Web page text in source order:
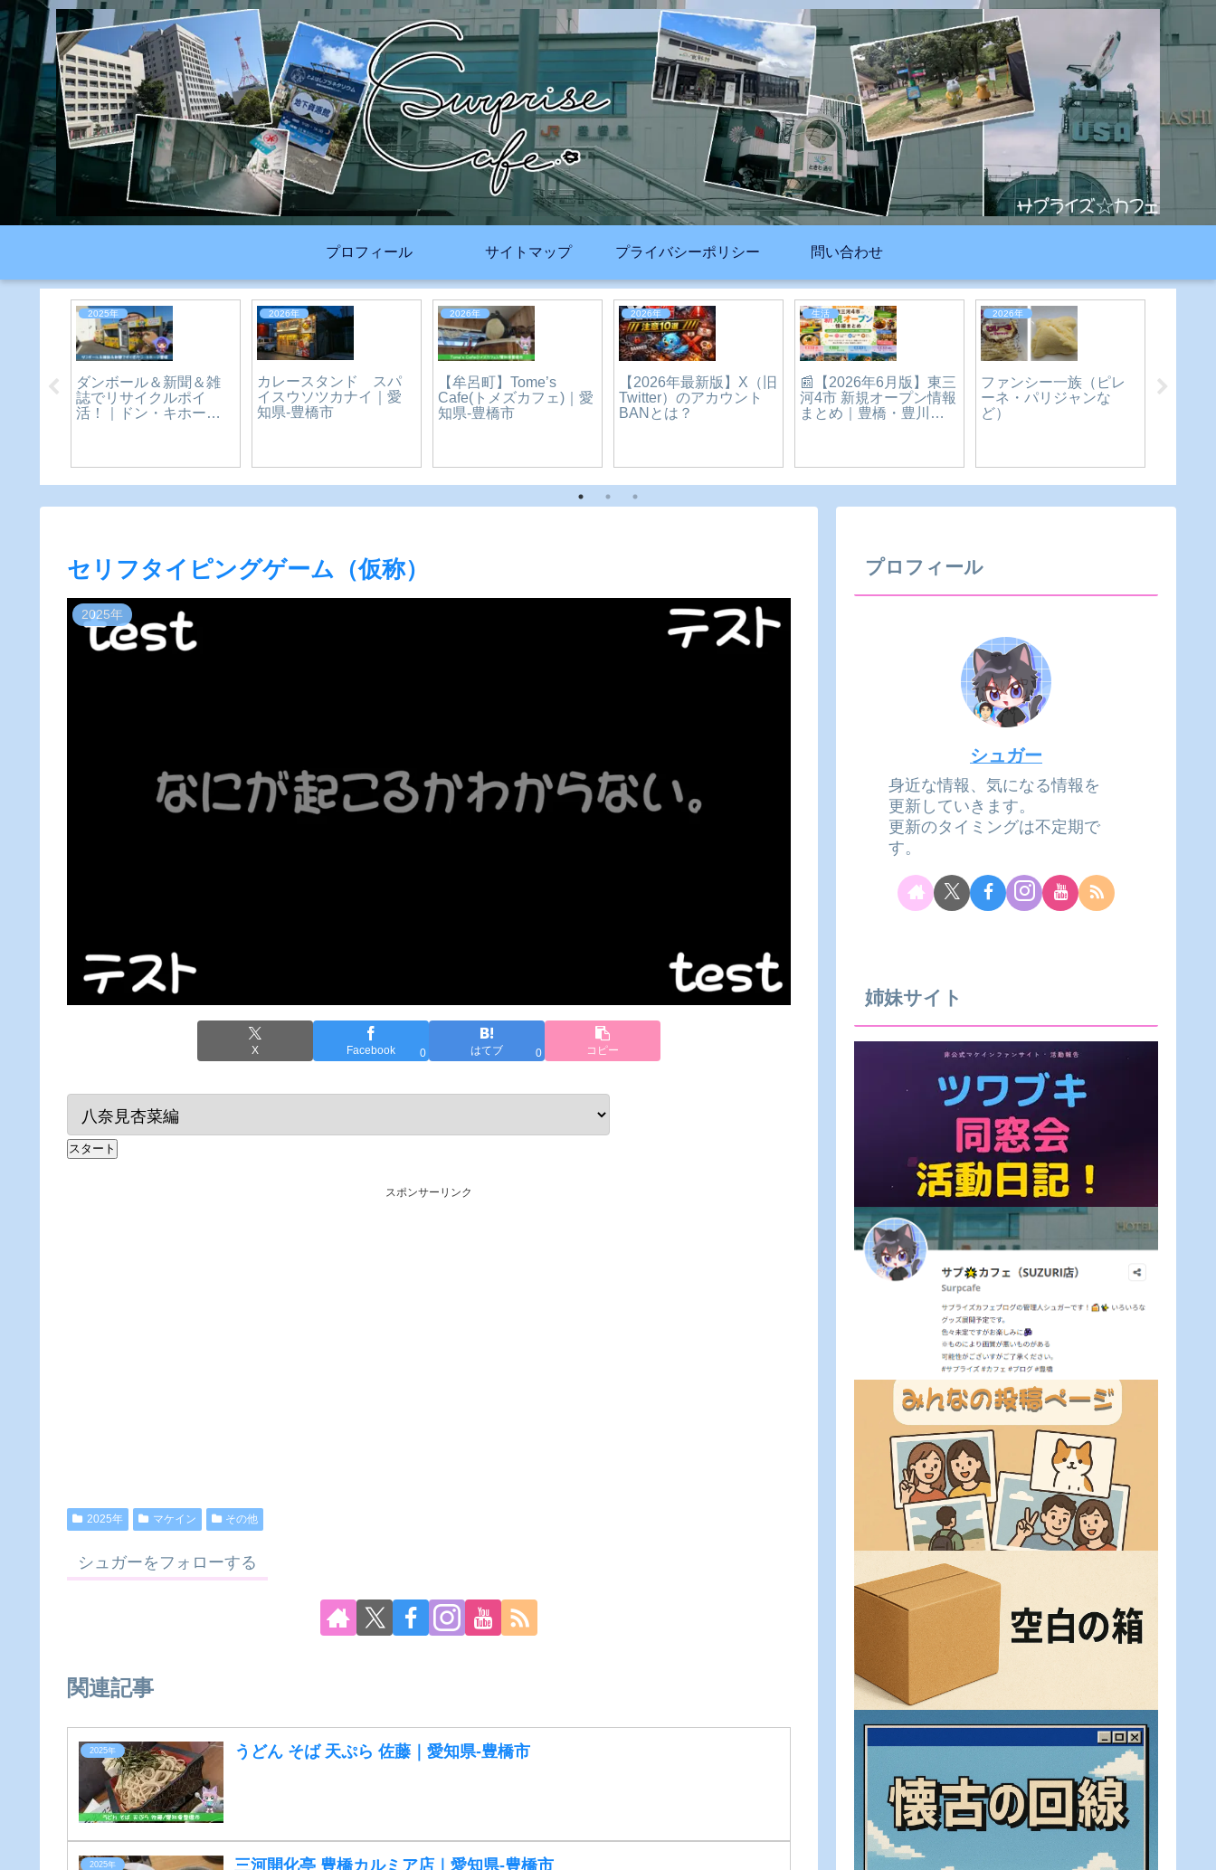
プロフィール サイトマップ プライバシーポリシー 問い合わせ
2026年
豊橋祇園祭2026｜約
12,000発の打上花火
2024年
コイン洗車ウシカワ｜
愛知県-豊橋市
2023年
夏目商店【鰻夏(まん
か)】｜愛知県-豊橋市
2023年
中華料理 ラーメン 新珠
2023年
カネナカ【うなぎ自販
2026年
千味 麻辣湯(マーラータ
セリフタイピングゲーム（仮称）
2025年
X Facebook 0 はてブ 0 コピー
スタート
スポンサーリンク
2025年 マケイン その他
シュガーをフォローする
関連記事
2025年 うどん そば 天ぷら 佐藤｜愛知県-豊橋市
2025年 三河開化亭 豊橋カルミア店｜愛知県-豊橋市
プロフィール
シュガー
身近な情報、気になる情報を
更新していきます。
更新のタイミングは不定期で
す。
姉妹サイト